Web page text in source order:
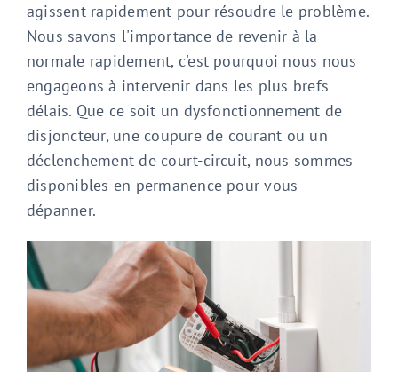
agissent rapidement pour résoudre le problème.
Nous savons l'importance de revenir à la
normale rapidement, c'est pourquoi nous nous
engageons à intervenir dans les plus brefs
délais. Que ce soit un dysfonctionnement de
disjoncteur, une coupure de courant ou un
déclenchement de court-circuit, nous sommes
disponibles en permanence pour vous
dépanner.